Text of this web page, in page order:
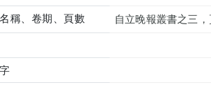
稱、卷期、頁數 自立晚報叢書之三